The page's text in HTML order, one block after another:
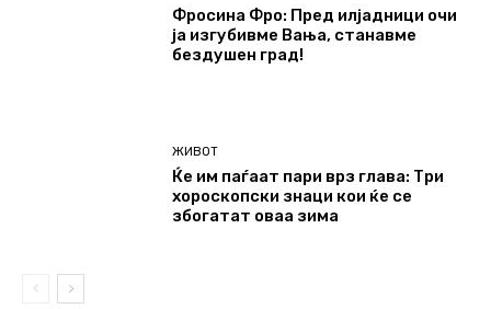
Фросина Фро: Пред илјадници очи
ја изгубивме Вања, станавме
бездушен град!
ЖИВОТ
Ќе им паѓаат пари врз глава: Три
хороскопски знаци кои ќе се
збогатат оваа зима